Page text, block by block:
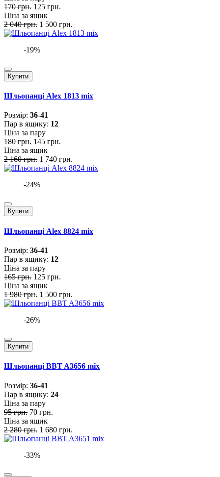
170 грн. 125 грн.
Ціна за ящик
2 040 грн. 1 500 грн.
-19%
Купити
Шльопанці Alex 1813 mix
Розмiр: 36-41
Пар в ящику: 12
Ціна за пару
180 грн. 145 грн.
Ціна за ящик
2 160 грн. 1 740 грн.
-24%
Купити
Шльопанці Alex 8824 mix
Розмiр: 36-41
Пар в ящику: 12
Ціна за пару
165 грн. 125 грн.
Ціна за ящик
1 980 грн. 1 500 грн.
-26%
Купити
Шльопанці BBT A3656 mix
Розмiр: 36-41
Пар в ящику: 24
Ціна за пару
95 грн. 70 грн.
Ціна за ящик
2 280 грн. 1 680 грн.
-33%